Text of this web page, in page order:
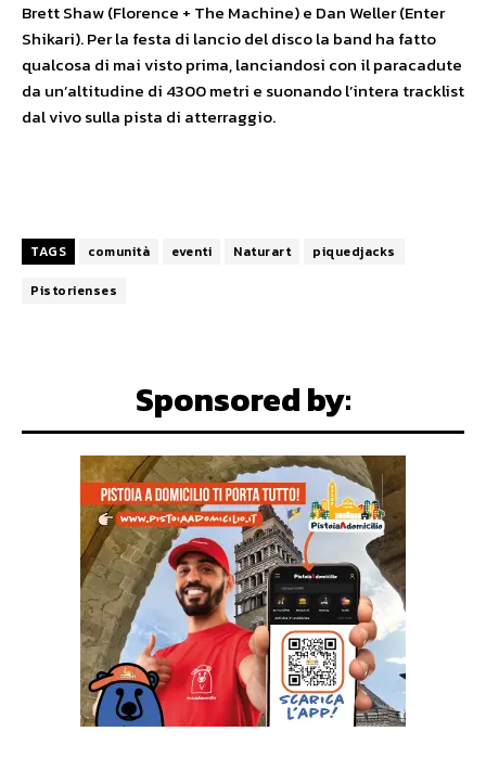
Brett Shaw (Florence + The Machine) e Dan Weller (Enter
Shikari). Per la festa di lancio del disco la band ha fatto
qualcosa di mai visto prima, lanciandosi con il paracadute
da un’altitudine di 4300 metri e suonando l’intera tracklist
dal vivo sulla pista di atterraggio.
TAGS comunità eventi Naturart
piquedjacks
Pistorienses
Sponsored by: